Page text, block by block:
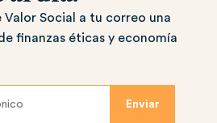
Valor Social a tu correo una
finanzas éticas y economía